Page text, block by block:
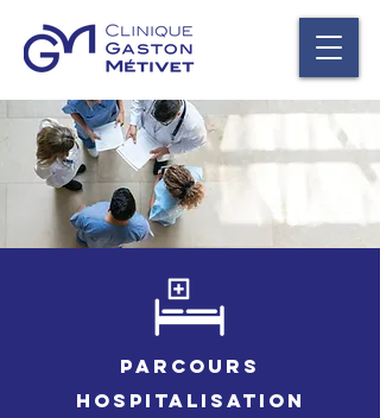
PARCOURS
HOSPITALISATION